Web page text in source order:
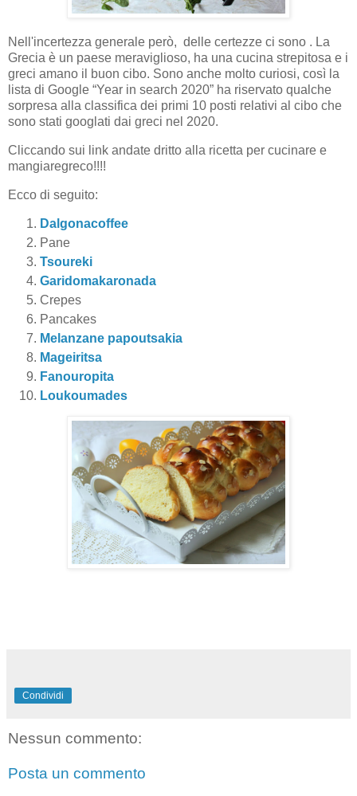
Nell'incertezza generale però, delle certezze ci sono . La
Grecia è un paese meraviglioso, ha una cucina strepitosa e i
greci amano il buon cibo. Sono anche molto curiosi, così la
lista di Google “Year in search 2020” ha riservato qualche
sorpresa alla classifica dei primi 10 posti relativi al cibo che
sono stati googlati dai greci nel 2020.
Cliccando sui link andate dritto alla ricetta per cucinare e
mangiaregreco!!!!
Ecco di seguito:
Dalgonacoffee
Pane
Tsoureki
Garidomakaronada
Crepes
Pancakes
Melanzane papoutsakia
Mageiritsa
Fanouropita
Loukoumades
Condividi
Nessun commento:
Posta un commento